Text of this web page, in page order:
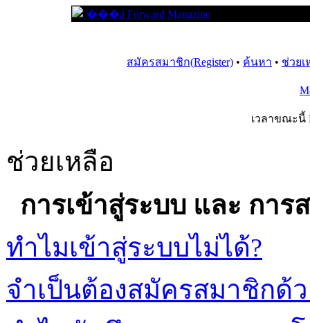
สมัครสมาชิก(Register) • ค้นหา • ช่วยเ
เวลาขณะนี้
ช่วยเหลือ
การเข้าสู่ระบบ และ กา
ทำไมเข้าสู่ระบบไม่ได้?
จำเป็นต้องสมัครสมาชิกด้